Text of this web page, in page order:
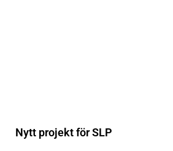
Nytt projekt för SLP